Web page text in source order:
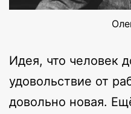
Идея, что человек
удовольствие от
довольно новая.